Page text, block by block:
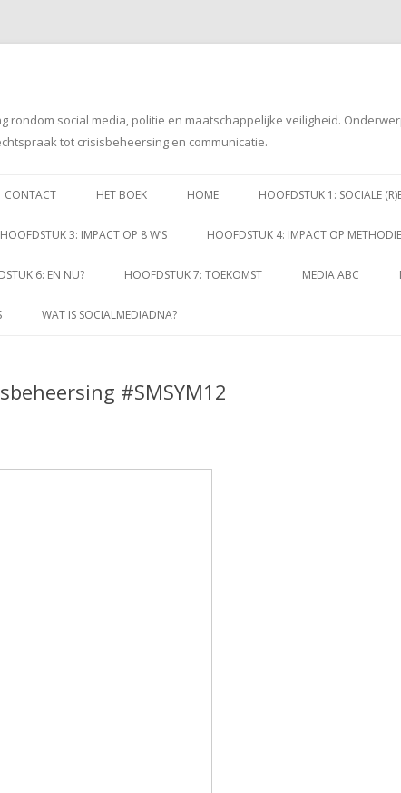
rondom social media, politie en maatschappelijke veiligheid.
tot crisisbeheersing en communicatie.
naar
CONTACT HET BOEK HOME HOOFDSTUK 1: SOCIALE
HOOFDSTUK 3: IMPACT OP 8 W’S HOOFDSTUK 4: IMPACT OP
6: EN NU? HOOFDSTUK 7: TOEKOMST MEDIA ABC
WAT IS SOCIALMEDIADNA?
#SMSYM12